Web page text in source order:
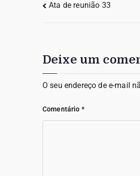
Ata de reunião 33
Deixe um
O seu endereço de e-mail
Comentário *